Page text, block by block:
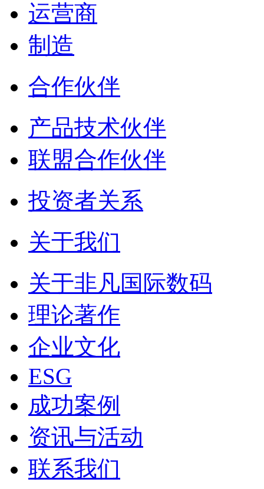
运营商
制造
合作伙伴
产品技术伙伴
联盟合作伙伴
投资者关系
关于我们
关于非凡国际数码
理论著作
企业文化
ESG
成功案例
资讯与活动
联系我们